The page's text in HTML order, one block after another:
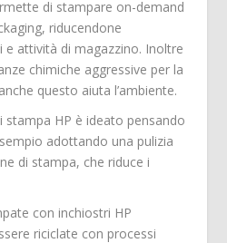
di stampare on-demand
riducendone
e attività di magazzino. Inoltre
chimiche aggressive per la
questo aiuta l’ambiente.
stampa HP è ideato pensando
adottando una pulizia
di stampa, che riduce i
con inchiostri HP
riciclate con processi